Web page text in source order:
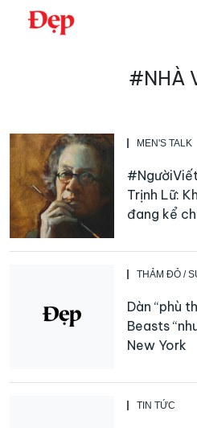
Chuyển
#NHÀ
MEN'S TALK
Trịnh Lữ:
đang kể
THẢM ĐỎ /
Dàn “phù
Beasts
New York
TIN TỨC